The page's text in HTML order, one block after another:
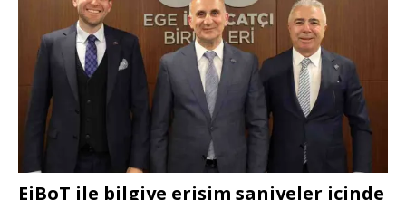
EiBoT ile bilgiye erişim saniyeler içinde